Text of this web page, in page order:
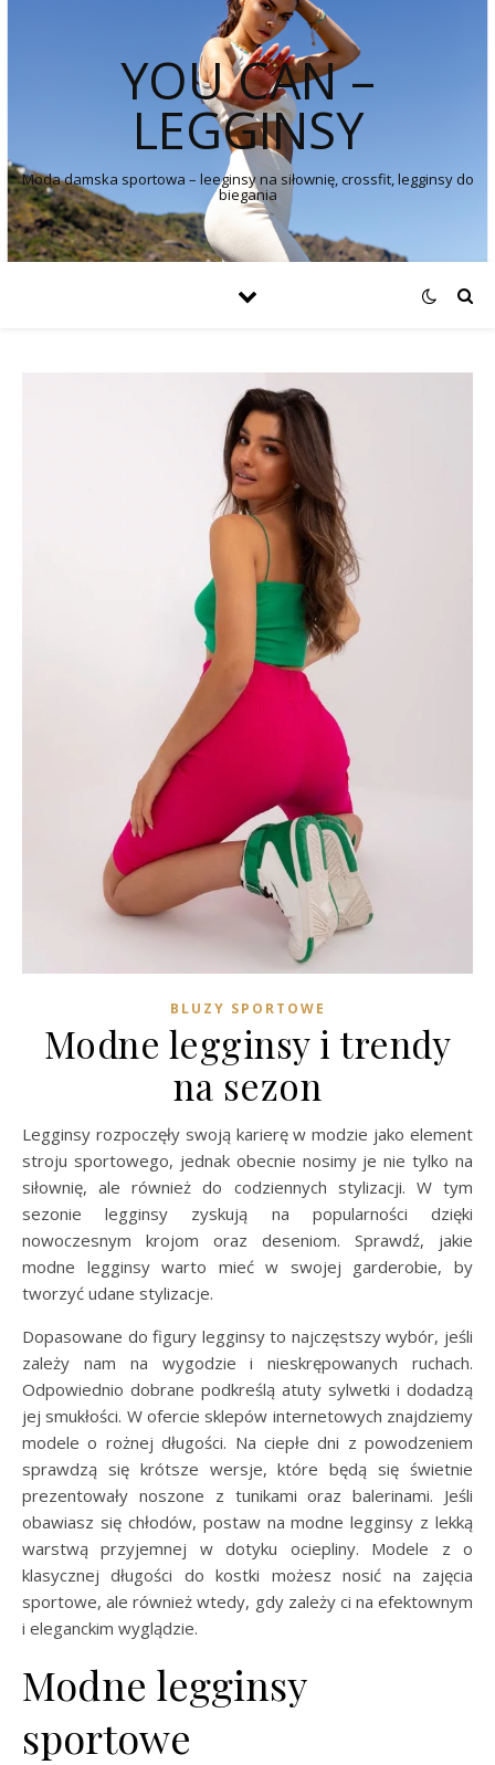
YOU CAN –
LEGGINSY
Moda damska sportowa – leeginsy na siłownię, crossfit, legginsy do
biegania
BLUZY SPORTOWE
Modne legginsy i trendy
na sezon
Legginsy rozpoczęły swoją karierę w modzie jako element
stroju sportowego, jednak obecnie nosimy je nie tylko na
siłownię, ale również do codziennych stylizacji. W tym
sezonie legginsy zyskują na popularności dzięki
nowoczesnym krojom oraz deseniom. Sprawdź, jakie
modne legginsy warto mieć w swojej garderobie, by
tworzyć udane stylizacje.
Dopasowane do figury legginsy to najczęstszy wybór, jeśli
zależy nam na wygodzie i nieskrępowanych ruchach.
Odpowiednio dobrane podkreślą atuty sylwetki i dodadzą
jej smukłości. W ofercie sklepów internetowych znajdziemy
modele o rożnej długości. Na ciepłe dni z powodzeniem
sprawdzą się krótsze wersje, które będą się świetnie
prezentowały noszone z tunikami oraz balerinami. Jeśli
obawiasz się chłodów, postaw na modne legginsy z lekką
warstwą przyjemnej w dotyku ociepliny. Modele z o
klasycznej długości do kostki możesz nosić na zajęcia
sportowe, ale również wtedy, gdy zależy ci na efektownym
i eleganckim wyglądzie.
Modne legginsy
sportowe